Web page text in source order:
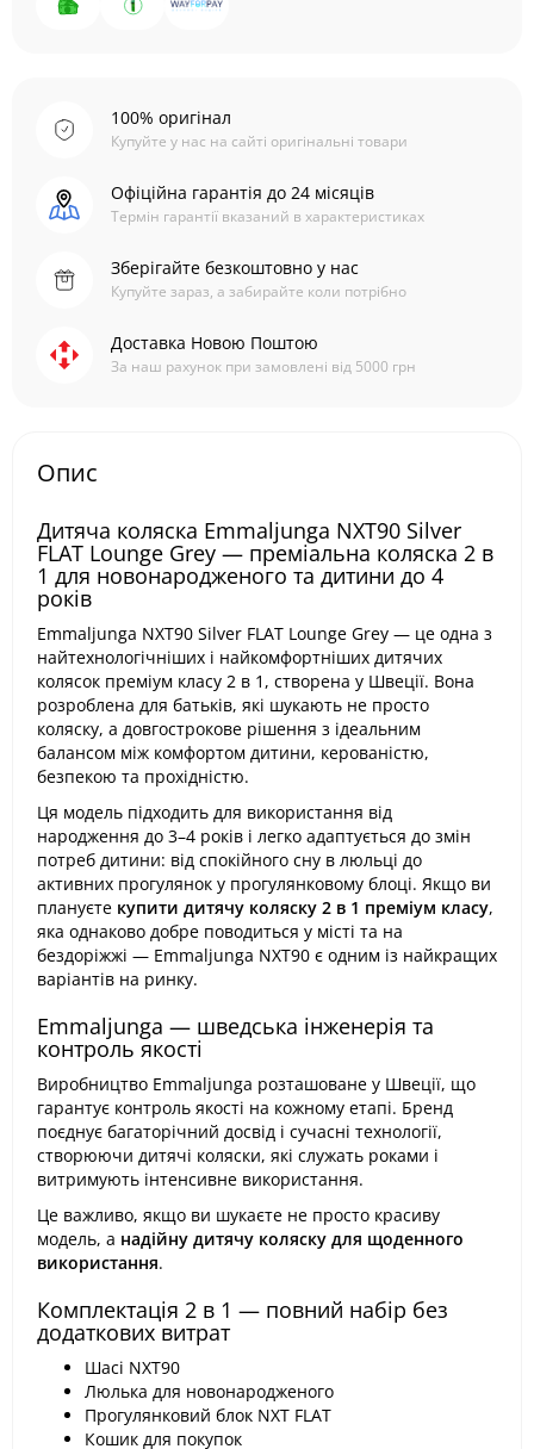
100% оригінал
Купуйте у нас на сайті оригінальні товари
Офіційна гарантія до 24 місяців
Термін гарантії вказаний в характеристиках
Зберігайте безкоштовно у нас
Купуйте зараз, а забирайте коли потрібно
Доставка Новою Поштою
За наш рахунок при замовлені від 5000 грн
Опис
Дитяча коляска Emmaljunga NXT90 Silver
FLAT Lounge Grey — преміальна коляска 2 в
1 для новонародженого та дитини до 4
років
Emmaljunga NXT90 Silver FLAT Lounge Grey — це одна з
найтехнологічніших і найкомфортніших дитячих
колясок преміум класу 2 в 1, створена у Швеції. Вона
розроблена для батьків, які шукають не просто
коляску, а довгострокове рішення з ідеальним
балансом між комфортом дитини, керованістю,
безпекою та прохідністю.
Ця модель підходить для використання від
народження до 3–4 років і легко адаптується до змін
потреб дитини: від спокійного сну в люльці до
активних прогулянок у прогулянковому блоці. Якщо ви
плануєте купити дитячу коляску 2 в 1 преміум класу,
яка однаково добре поводиться у місті та на
бездоріжжі — Emmaljunga NXT90 є одним із найкращих
варіантів на ринку.
Emmaljunga — шведська інженерія та
контроль якості
Виробництво Emmaljunga розташоване у Швеції, що
гарантує контроль якості на кожному етапі. Бренд
поєднує багаторічний досвід і сучасні технології,
створюючи дитячі коляски, які служать роками і
витримують інтенсивне використання.
Це важливо, якщо ви шукаєте не просто красиву
модель, а надійну дитячу коляску для щоденного
використання.
Комплектація 2 в 1 — повний набір без
додаткових витрат
Шасі NXT90
Люлька для новонародженого
Прогулянковий блок NXT FLAT
Кошик для покупок